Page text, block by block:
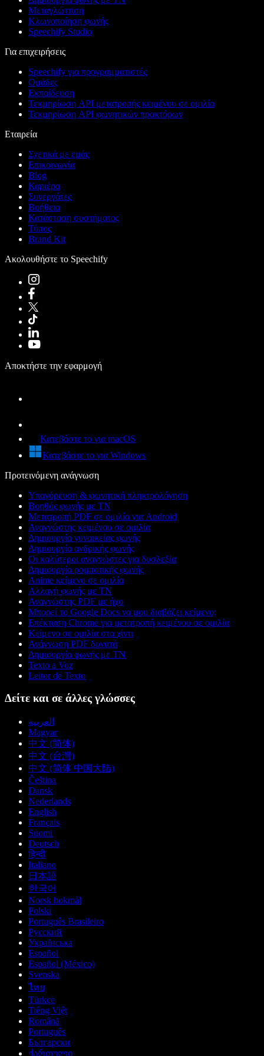
Μεταγλώττιση
Κλωνοποίηση φωνής
Speechify Studio
Για επιχειρήσεις
Speechify για προγραμματιστές
Ομάδες
Εκπαίδευση
Τεκμηρίωση API μετατροπής κειμένου σε ομιλία
Τεκμηρίωση API φωνητικών πρακτόρων
Εταιρεία
Σχετικά με εμάς
Επικοινωνία
Blog
Καριέρα
Συνεργάτες
Βοήθεια
Κατάσταση συστήματος
Τύπος
Brand Kit
Ακολουθήστε το Speechify
Αποκτήστε την εφαρμογή
Κατεβάστε το για macOS
Κατεβάστε το για Windows
Προτεινόμενη ανάγνωση
Υπαγόρευση & φωνητική πληκτρολόγηση
Βοηθός φωνής με ΤΝ
Μετατροπή PDF σε ομιλία για Android
Αναγνώστης κειμένου σε ομιλία
Δημιουργία γυναικείας φωνής
Δημιουργία ανδρικής φωνής
Οι καλύτεροι αναγνώστες για δυσλεξία
Δημιουργία ρομποτικής φωνής
Anime κείμενο σε ομιλία
Αλλαγή φωνής με ΤΝ
Αναγνώστης PDF με ήχο
Μπορεί το Google Docs να μου διαβάζει κείμενο;
Επέκταση Chrome για μετατροπή κειμένου σε ομιλία
Κείμενο σε ομιλία στα χίντι
Ανάγνωση PDF δυνατά
Δημιουργία φωνής με ΤΝ
Texto a Voz
Leitor de Texto
Δείτε και σε άλλες γλώσσες
العربية
Magyar
中文 (简体)
中文 (台灣)
中文 (简体 中国大陆)
Čeština
Dansk
Nederlands
English
Français
Suomi
Deutsch
हिन्दी
Italiano
日本語
한국어
Norsk bokmål
Polski
Português Brasileiro
Русский
Українська
Español
Español (México)
Svenska
ไทย
Türkçe
Tiếng Việt
Română
Português
Български
ქართული